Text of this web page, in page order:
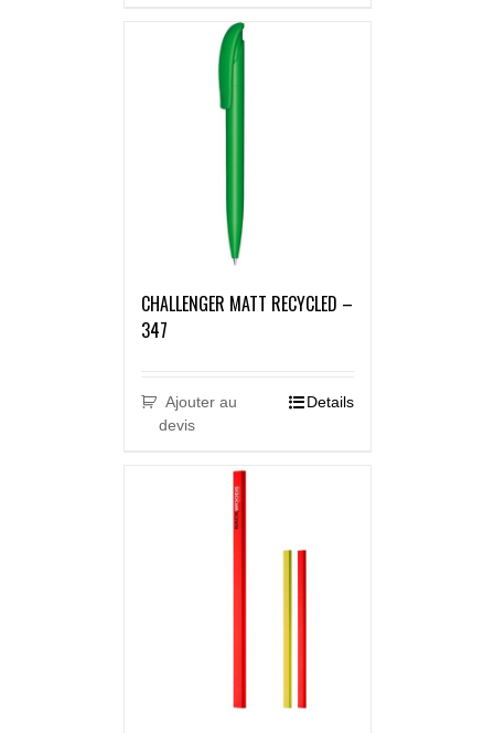
CHALLENGER MATT RECYCLED –
347
Ajouter au
devis
Details